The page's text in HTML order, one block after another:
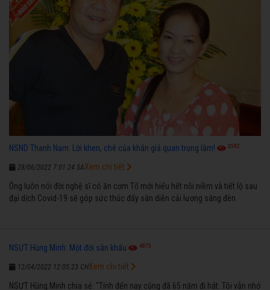
NSND Thanh Nam: Lời khen, chê của khán giả quan trọng lắm! 3592
28/06/2022 7:01:24 SA
Ông luôn nói đời nghệ sĩ có ăn cơm Tổ mới hiểu hết nỗi niềm và tiết lộ sau
đại dịch Covid-19 sẽ góp sức thúc đẩy sàn diễn cải lương sáng đèn
Xem chi tiết
NSƯT Hùng Minh: Một đời sân khấu 4875
12/04/2022 12:05:23 CH
NSƯT Hùng Minh chia sẻ: “Tính đến nay cũng đã 65 năm đi hát. Tôi vẫn nhớ
Xem chi tiết